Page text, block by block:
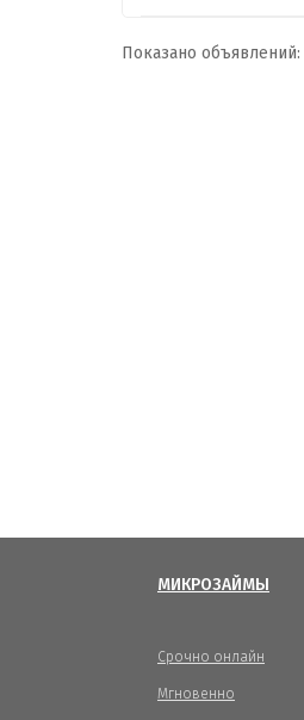
Показано объявлений:
МИКРОЗАЙМЫ
Срочно онлайн
Мгновенно